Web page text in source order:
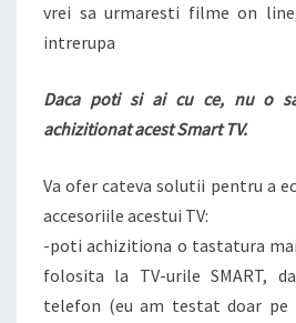
vrei sa urmaresti filme on
intrerupa
Daca poti si ai cu ce, nu o
achizitionat acest Smart TV.
Va ofer cateva solutii pentru a
accesoriile acestui TV:
-poti achizitiona o tastatura
folosita la TV-urile SMART,
telefon (eu am testat doar pe